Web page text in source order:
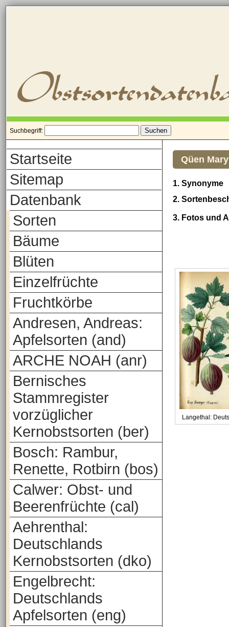
Suchbegriff:
Startseite
Sitemap
Datenbank
Sorten
Bäume
Blüten
Einzelfrüchte
Fruchtkörbe
Andresen, Andreas:
Apfelsorten (and)
ARCHE NOAH (anr)
Bernisches
Stammregister
vorzüglicher
Kernobstsorten (ber)
Bosch: Rambur,
Renette, Rotbirn (bos)
Calwer: Obst- und
Beerenfrüchte (cal)
Aehrenthal:
Deutschlands
Kernobstsorten (dko)
Engelbrecht:
Deutschlands
Apfelsorten (eng)
Qüen Mary
1. Synonyme
2.
3. Fotos und
Langethal: